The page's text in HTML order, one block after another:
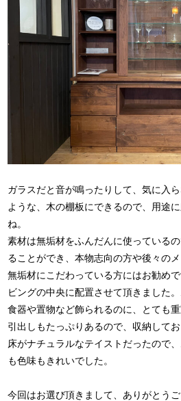
ガラスだと音が鳴ったりして、気に入
ような、木の棚板にできるので、用途
ね。
素材は無垢材をふんだんに使っている
ることができ、本物志向の方や後々の
無垢材にこだわっている方にはお勧め
ビングの中央に配置させて頂きました
食器や置物など飾られるのに、とても重
引出しもたっぷりあるので、収納してお
床がナチュラルなテイストだったので
も色味もきれいでした。
今回はお選び頂きまして、ありがとうご